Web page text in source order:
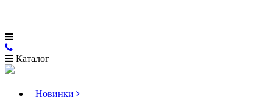
Каталог
Новинки